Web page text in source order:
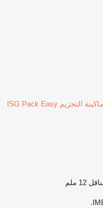
جديدة ماكينة التحزيم ISG Pack Easy
12 ملم